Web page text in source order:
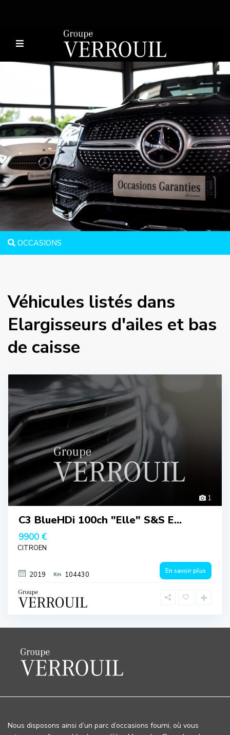
OCCASIONS
Véhicules listés dans
Elargisseurs d'ailes et bas
de caisse
1
C3 BlueHDi 100ch "Elle" S&S E...
9900 €
CITROEN
2019 104430 En savoir plus
Nous disposons ainsi d’un parc d’occasions fourni, où vous